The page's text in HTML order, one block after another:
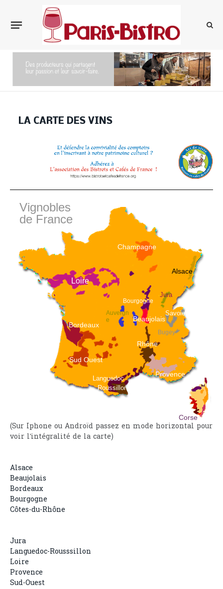
LA CARTE DES VINS
Vignobles
de France
Champagne
Alsace
Loire
Jura
Bourgogne
Auvergn
e
Savoie
Beaujolais
Bordeaux
Bugey
Rhône
Sud Ouest
Provence
Languedoc
Roussillon
Corse
(Sur Iphone ou Androïd passez en mode horizontal pour
voir l’intégralité de la carte)
Alsace
Beaujolais
Bordeaux
Bourgogne
Côtes-du-Rhône
Jura
Languedoc-Rousssillon
Loire
Provence
Sud-Ouest